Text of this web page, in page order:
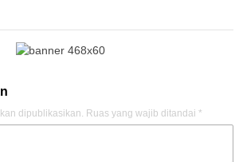
dipublikasikan. Ruas yang wajib ditandai *